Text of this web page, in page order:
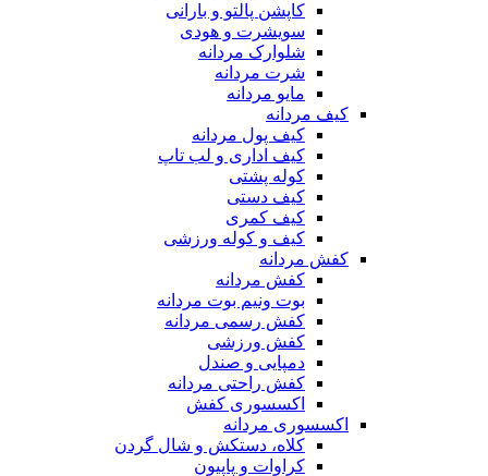
کاپشن پالتو و بارانی
سویشرت و هودی
شلوارک مردانه
شرت مردانه
مایو مردانه
کیف مردانه
کیف پول مردانه
کیف اداری و لب تاپ
کوله پشتی
کیف دستی
کیف کمری
کیف و کوله ورزشی
کفش مردانه
کفش مردانه
بوت ونیم بوت مردانه
کفش رسمی مردانه
کفش ورزشی
دمپایی و صندل
کفش راحتی مردانه
اکسسوری کفش
اکسسوری مردانه
کلاه، دستکش و شال گردن
کراوات و پاپیون